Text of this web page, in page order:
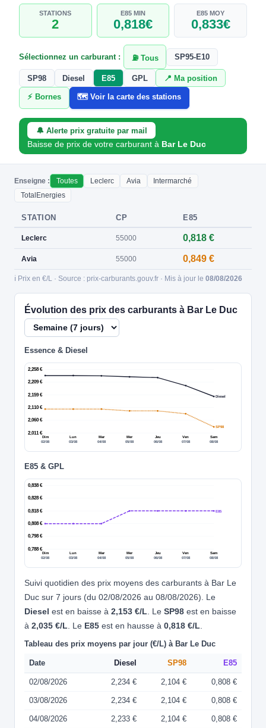
STATIONS
2
E85 MIN
0,818€
E85 MOY
0,833€
Sélectionnez un carburant : ⛽ Tous SP95-E10
SP98 Diesel E85 GPL 📍 Ma position
⚡ Bornes 🗺️ Voir la carte des stations
🔔 Alerte prix gratuite par mail
Baisse de prix de votre carburant à Bar Le Duc
Enseigne : Toutes Leclerc Avia
Intermarché
TotalEnergies
STATION CP E85
Leclerc 55000 0,818 €
Avia 55000 0,849 €
ℹ️ Prix en €/L · Source : prix-carburants.gouv.fr · Mis à jour le 08/08/2026
Évolution des prix des carburants à Bar Le Duc
Essence & Diesel
2,011 €
2,060 €
2,110 €
2,159 €
2,209 €
2,258 €
Dim
02/08
Lun
03/08
Mar
04/08
Mer
05/08
Jeu
06/08
Ven
07/08
Sam
08/08
Diesel
SP98
E85 & GPL
0,788 €
0,798 €
0,808 €
0,818 €
0,828 €
0,838 €
Dim
02/08
Lun
03/08
Mar
04/08
Mer
05/08
Jeu
06/08
Ven
07/08
Sam
08/08
E85
Suivi quotidien des prix moyens des carburants à Bar Le
Duc sur 7 jours (du 02/08/2026 au 08/08/2026). Le
Diesel est en baisse à 2,153 €/L. Le SP98 est en baisse
à 2,035 €/L. Le E85 est en hausse à 0,818 €/L.
Tableau des prix moyens par jour (€/L) à Bar Le Duc
Date Diesel SP98 E85
02/08/2026 2,234 € 2,104 € 0,808 €
03/08/2026 2,234 € 2,104 € 0,808 €
04/08/2026 2,233 € 2,104 € 0,808 €